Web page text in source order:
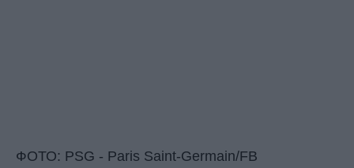
ФОТО: PSG - Paris Saint-Germain/FB